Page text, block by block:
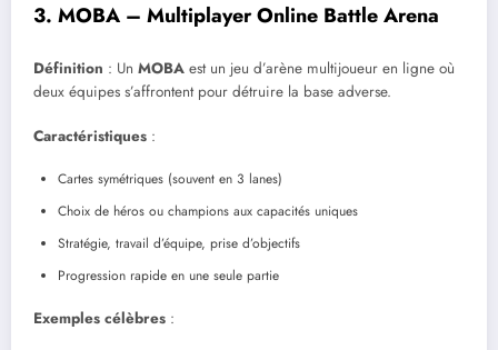
3. MOBA – Multiplayer Online Battle Arena
Définition : Un MOBA est un jeu d’arène multijoueur en ligne où
deux équipes s’affrontent pour détruire la base adverse.
Caractéristiques :
Cartes symétriques (souvent en 3 lanes)
Choix de héros ou champions aux capacités uniques
Stratégie, travail d’équipe, prise d’objectifs
Progression rapide en une seule partie
Exemples célèbres :